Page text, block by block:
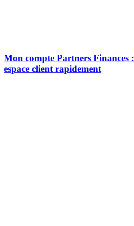
Mon compte Partners Finances
espace client rapidement